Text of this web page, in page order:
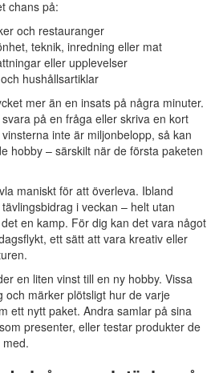
chans på:
och restauranger
teknik, inredning eller mat
eller upplevelser
hushållsartiklar
mer än en insats på några minuter.
på en fråga eller skriva en kort
inte är miljonbelopp, så kan
hobby – särskilt när de första paketen
maniskt för att överleva. Ibland
i veckan – helt utan
en kamp. För dig kan det vara något
ett sätt att vara kreativ eller
en liten vinst till en ny hobby. Vissa
och märker plötsligt hur de varje
ett nytt paket. Andra samlar på sina
presenter, eller testar produkter de